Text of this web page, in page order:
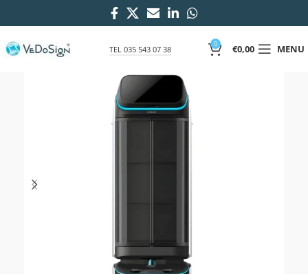
TEL 035 543 07 38
0 €0,00 MENU